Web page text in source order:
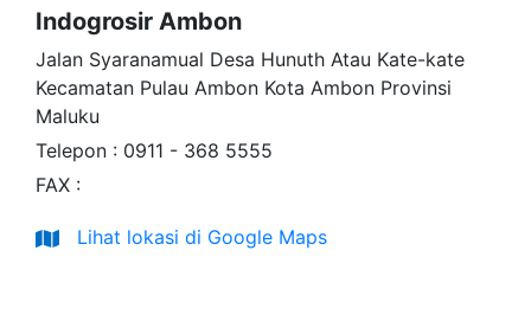
Indogrosir Ambon
Jalan Syaranamual Desa Hunuth Atau Kate-kate
Kecamatan Pulau Ambon Kota Ambon Provinsi
Maluku
Telepon : 0911 - 368 5555
FAX :
Lihat lokasi di Google Maps